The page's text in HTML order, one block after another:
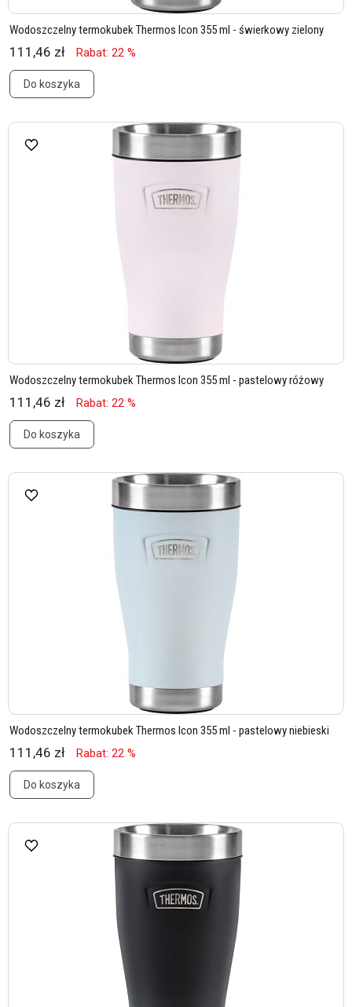
Wodoszczelny termokubek Thermos Icon 355 ml - świerkowy zielony
111,46 zł Rabat: 22 %
Do koszyka
Wodoszczelny termokubek Thermos Icon 355 ml - pastelowy różowy
111,46 zł Rabat: 22 %
Do koszyka
Wodoszczelny termokubek Thermos Icon 355 ml - pastelowy niebieski
111,46 zł Rabat: 22 %
Do koszyka